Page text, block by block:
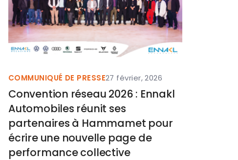
COMMUNIQUÉ DE PRESSE27 février, 2026
Convention réseau 2026 : Ennakl
Automobiles réunit ses
partenaires à Hammamet pour
écrire une nouvelle page de
performance collective